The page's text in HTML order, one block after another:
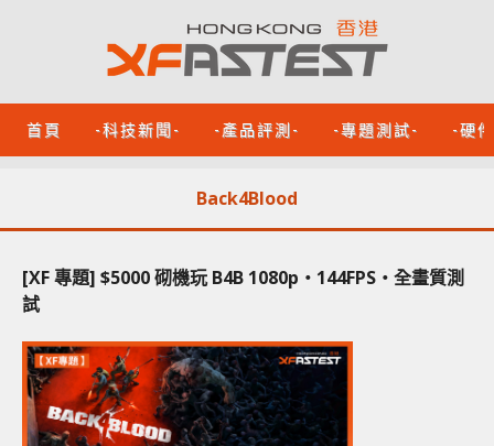
首頁 -科技新聞- -產品評測- -專題測試- -硬
Back4Blood
[XF 專題] $5000 砌機玩 B4B 1080p‧144FPS‧全畫質測
試